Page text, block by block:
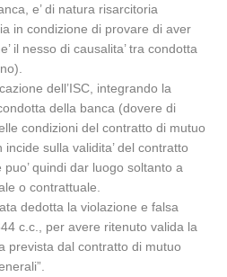
e’ di natura risarcitoria
in condizione di provare di aver
il nesso di causalita’ tra condotta
dell’ISC, integrando la
della banca (dovere di
condizioni del contratto di mutuo
sulla validita’ del contratto
quindi dar luogo soltanto a
o contrattuale.
dedotta la violazione e falsa
c.c., per avere ritenuto valida la
prevista dal contratto di mutuo